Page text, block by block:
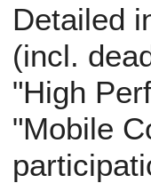
Detailed
(incl.
"High
"Mobile